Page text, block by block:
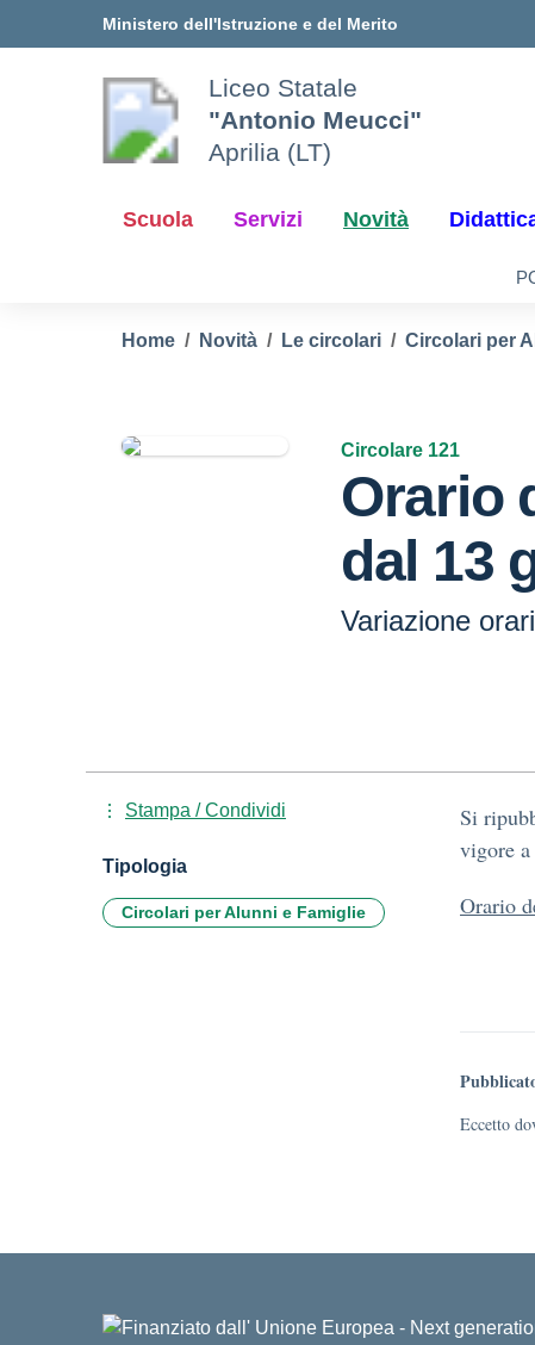
Ministero dell'Istruzione e del Merito
Liceo Statale
"Antonio Meucci"
Aprilia (LT)
Scuola Servizi Novità
Home Novità Le circolari Circolari per
Circolare 121
Orario
dal 13
Variazione
Si
vigore
Orario
Eccetto
Stampa / Condividi
Tipologia
Circolari per Alunni e Famiglie